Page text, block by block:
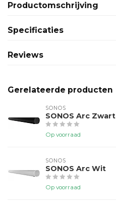
Productomschrijving
Specificaties
Reviews
Gerelateerde producten
SONOS
SONOS Arc Zwart
Op voorraad
SONOS
SONOS Arc Wit
Op voorraad